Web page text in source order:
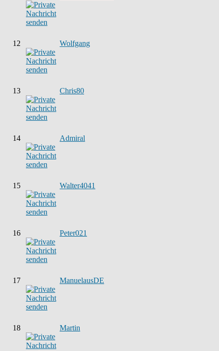
12 Wolfgang
13 Chris80
14 Admiral
15 Walter4041
16 Peter021
17 ManuelausDE
18 Martin